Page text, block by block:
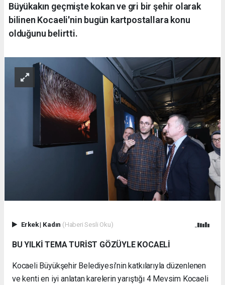
Büyükakın geçmişte kokan ve gri bir şehir olarak
bilinen Kocaeli'nin bugün kartpostallara konu
olduğunu belirtti.
Erkek| Kadın (Haberi Sesli Oku)
BU YILKİ TEMA TURİST GÖZÜYLE KOCAELİ
Kocaeli Büyükşehir Belediyesi’nin katkılarıyla düzenlenen
ve kenti en iyi anlatan karelerin yarıştığı 4 Mevsim Kocaeli